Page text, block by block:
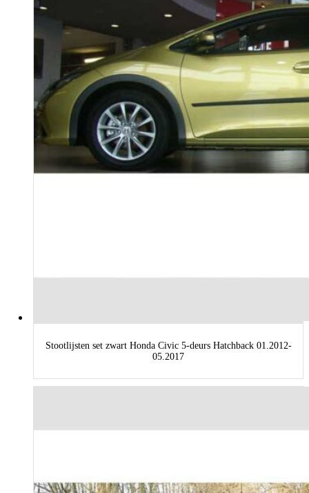
Stootlijsten set zwart Honda Civic 5-deurs Hatchback 01.2012-
05.2017